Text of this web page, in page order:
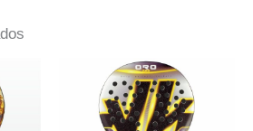
El
precio
original
era:
El
precio
actual
es:
Este
producto
tiene